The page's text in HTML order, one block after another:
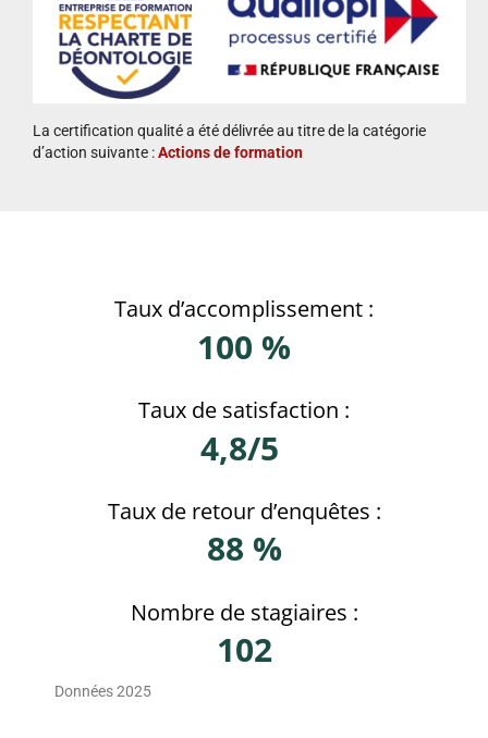
La certification qualité a été délivrée au titre de la catégorie
d’action suivante :Actions de formation
Nombre de stagiaires :
102
Taux de retour d’enquêtes :
88 %
Taux de satisfaction :
4,8/5
Taux d’accomplissement :
100 %
Données 2025